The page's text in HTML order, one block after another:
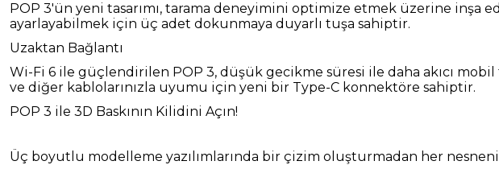
POP 3'ün yeni tasarımı, tarama deneyimini optimize etmek üzerine inşa
ayarlayabilmek için üç adet dokunmaya duyarlı tuşa sahiptir.
Uzaktan Bağlantı
Wi-Fi 6 ile güçlendirilen POP 3, düşük gecikme süresi ile daha akıcı
ve diğer kablolarınızla uyumu için yeni bir Type-C konnektöre sahiptir.
POP 3 ile 3D Baskının Kilidini Açın!
Üç boyutlu modelleme yazılımlarında bir çizim oluşturmadan her